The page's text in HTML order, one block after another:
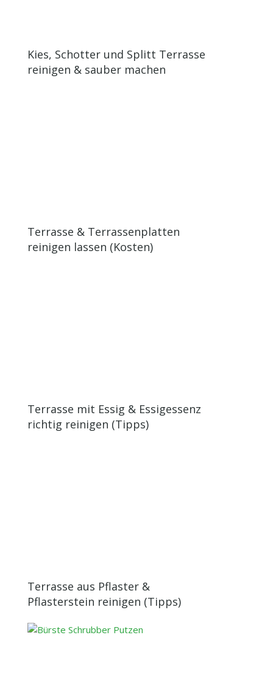
Kies, Schotter und Splitt Terrasse
reinigen & sauber machen
Terrasse & Terrassenplatten
reinigen lassen (Kosten)
Terrasse mit Essig & Essigessenz
richtig reinigen (Tipps)
Terrasse aus Pflaster &
Pflasterstein reinigen (Tipps)